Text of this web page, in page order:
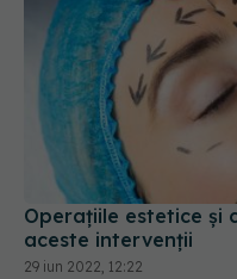
Operațiile estetice și
aceste intervenții
29 iun 2022, 12:22
EXCLUSIV Implantul mamar, necesitate sau moft.
Prof. dr. Ioan Lascăr:
solicitare. Poate fi